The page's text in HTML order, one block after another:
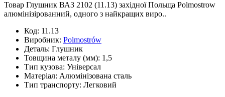
Товар Глушник ВАЗ 2102 (11.13) західної Польща Polmostrow
алюмінізірованний, одного з найкращих виро..
Код: 11.13
Виробник: Polmostrów
Деталь: Глушник
Товщина металу (мм): 1,5
Тип кузова: Універсал
Матеріал: Алюмінізована сталь
Тип транспорту: Легковий